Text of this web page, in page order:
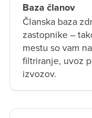
Baza članov
Članska baza
zastopnike –
mestu so vam
filtriranje, uvoz
izvozov.